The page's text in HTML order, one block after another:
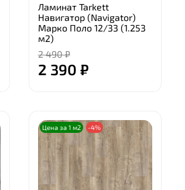
Ламинат Tarkett
Навигатор (Navigator)
Марко Поло 12/33 (1.253
м2)
2 490 ₽
2 390 ₽
Цена за 1 м2 -4%